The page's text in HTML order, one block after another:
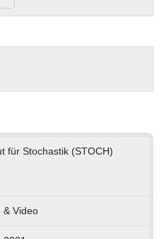
für Stochastik (STOCH)
& Video